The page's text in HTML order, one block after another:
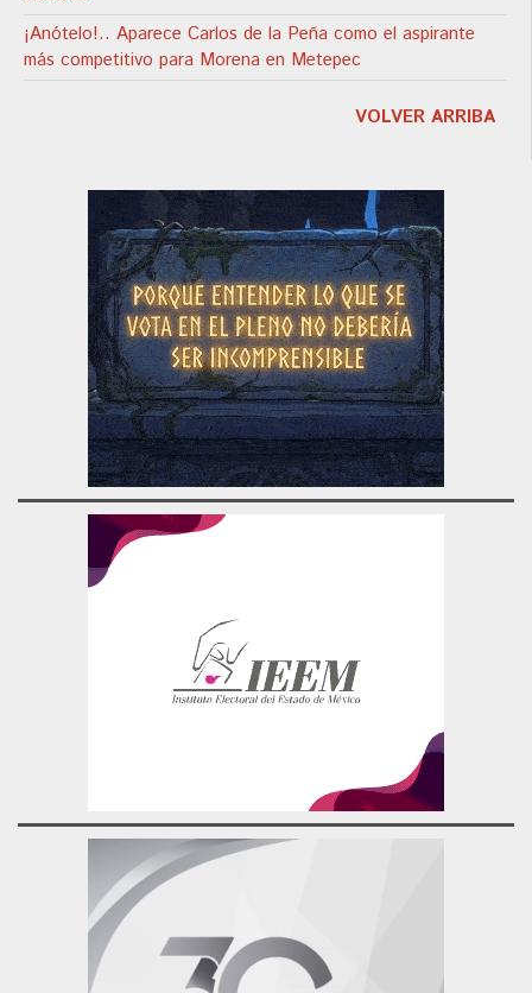
¡Anótelo!.. Aparece Carlos de la Peña como el aspirante
más competitivo para Morena en Metepec
VOLVER ARRIBA